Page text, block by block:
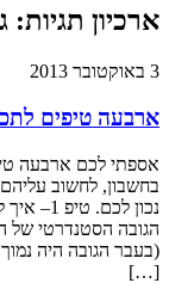
ארכיון תגיות:
ארבעה טיפים
אספתי לכם ארבעה
בחשבון, לחשוב
נכון
(בעבר הגובה היה
[…]